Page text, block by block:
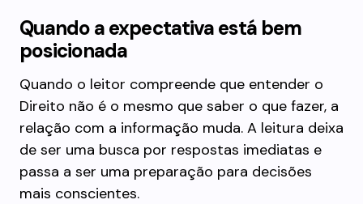
Quando a expectativa está bem
posicionada
Quando o leitor compreende que entender o
Direito não é o mesmo que saber o que fazer, a
relação com a informação muda. A leitura deixa
de ser uma busca por respostas imediatas e
passa a ser uma preparação para decisões
mais conscientes.